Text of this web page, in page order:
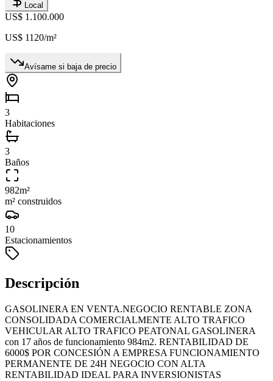
Local
US$ 1.100.000
US$ 1120/m²
Avísame si baja de precio
3
Habitaciones
3
Baños
982m²
m² construidos
10
Estacionamientos
Descripción
GASOLINERA EN VENTA.NEGOCIO RENTABLE ZONA
CONSOLIDADA COMERCIALMENTE ALTO TRAFICO
VEHICULAR ALTO TRAFICO PEATONAL GASOLINERA
con 17 años de funcionamiento 984m2. RENTABILIDAD DE
6000$ POR CONCESIÓN A EMPRESA FUNCIONAMIENTO
PERMANENTE DE 24H NEGOCIO CON ALTA
RENTABILIDAD IDEAL PARA INVERSIONISTAS